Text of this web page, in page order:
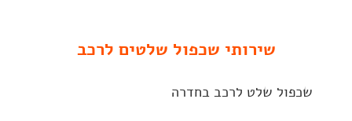
שירותי שכפול שלטים לרכב
שכפול שלט לרכב בחדרה